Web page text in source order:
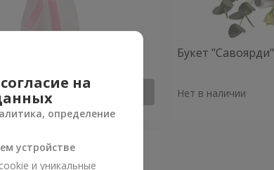
в Лояне" Букет "Савоярди"
Нет в наличии
на
определение
устройстве
и уникальные